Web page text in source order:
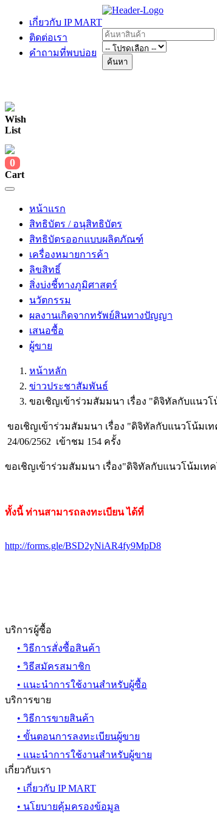
เกี่ยวกับ IP MART
ติดต่อเรา
คำถามที่พบบ่อย
ค้นหา
Wish
List
0
Cart
หน้าแรก
สิทธิบัตร / อนุสิทธิบัตร
สิทธิบัตรออกแบบผลิตภัณฑ์
เครื่องหมายการค้า
ลิขสิทธิ์
สิ่งบ่งชี้ทางภูมิศาสตร์
นวัตกรรม
ผลงานเกิดจากทรัพย์สินทางปัญญา
เสนอซื้อ
ผู้ขาย
หน้าหลัก
ข่าวประชาสัมพันธ์
ขอเชิญเข้าร่วมสัมมนา เรื่อง "ดิจิทัลกับแนว
ขอเชิญเข้าร่วมสัมมนา เรื่อง "ดิจิทัลกับแนวโน้มเ
24/06/2562 เข้าชม 154 ครั้ง
ขอเชิญเข้าร่วมสัมมนา เรื่อง"ดิจิทัลกับแนวโน้มเท
ทั้งนี้ ท่านสามารถลงทะเบียน ได้ที่
http://forms.gle/BSD2yNiAR4fy9MpD8
บริการผู้ซื้อ
• วิธีการสั่งซื้อสินค้า
• วิธีสมัครสมาชิก
• แนะนำการใช้งานสำหรับผู้ซื้อ
บริการขาย
• วิธีการขายสินค้า
• ขั้นตอนการลงทะเบียนผู้ขาย
• แนะนำการใช้งานสำหรับผู้ขาย
เกี่ยวกับเรา
• เกี่ยวกับ IP MART
• นโยบายคุ้มครองข้อมูล